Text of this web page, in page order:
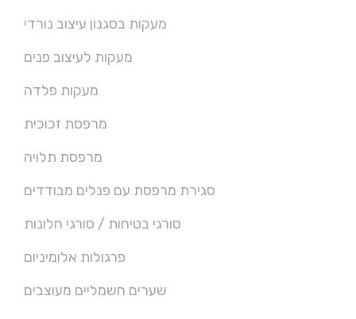
מעקות בסגנון עיצוב נורדי
מעקות לעיצוב פנים
מעקות פלדה
מרפסת זכוכית
מרפסת תלויה
סגירת מרפסת עם פנלים מבודדים
סורגי בטיחות / סורגי חלונות
פרגולות אלומיניום
שערים חשמליים מעוצבים